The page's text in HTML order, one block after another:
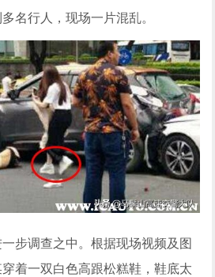
名行人，现场一片混乱。
步调查之中。根据现场视频及图
着一双白色高跟松糕鞋，鞋底太